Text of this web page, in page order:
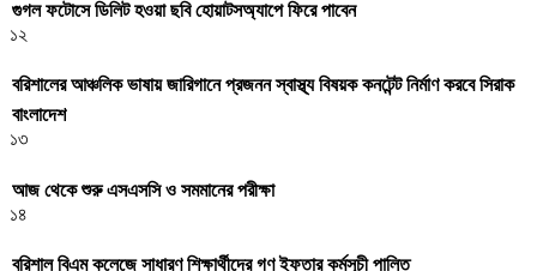
গুগল ফটোসে ডিলিট হওয়া ছবি হোয়াটসঅ্যাপে ফিরে পাবেন
১২
বরিশালের আঞ্চলিক ভাষায় জারিগানে প্রজনন স্বাস্থ্য বিষয়ক কনটেন্ট নির্মাণ করবে সিরাক
বাংলাদেশ
১৩
আজ থেকে শুরু এসএসসি ও সমমানের পরীক্ষা
১৪
বরিশাল বিএম কলেজে সাধারণ শিক্ষার্থীদের গণ ইফতার কর্মসূচী পালিত